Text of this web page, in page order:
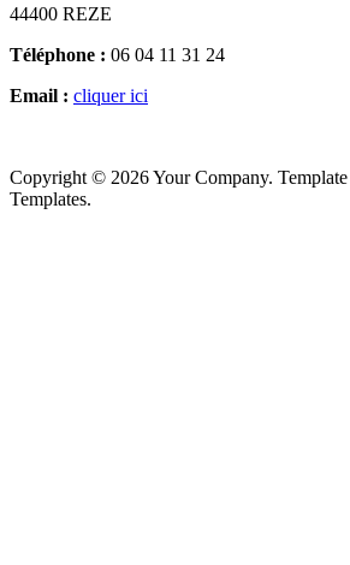
44400 REZE
Téléphone : 06 04 11 31 24
Email : cliquer ici
Copyright © 2026 Your Company.
Templates.